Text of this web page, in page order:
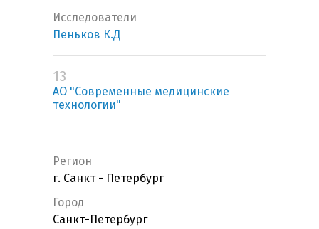
Исследователи
Пеньков К.Д
13
АО "Современные медицинские
технологии"
Регион
г. Санкт - Петербург
Город
Санкт-Петербург